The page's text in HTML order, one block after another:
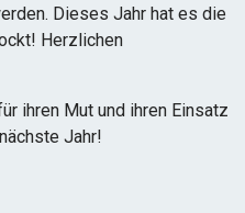
Dieses Jahr hat es die
Herzlichen
ihren Mut und ihren Einsatz
Jahr!